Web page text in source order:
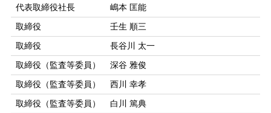
代表取締役社長 嶋本 匡能
取締役 壬生 順三
取締役 長谷川 太一
取締役（監査等委員） 深谷 雅俊
取締役（監査等委員） 西川 幸孝
取締役（監査等委員） 白川 篤典